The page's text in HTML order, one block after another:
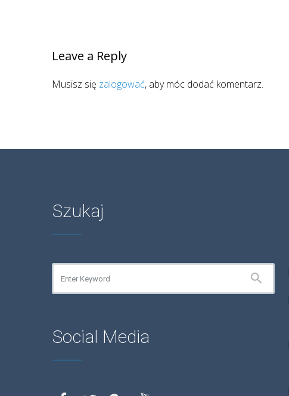
Leave a Reply
Musisz się zalogować, aby móc dodać komentarz.
Szukaj
Social Media